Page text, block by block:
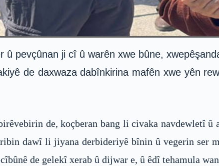
û pevçûnan ji cî û warên xwe bûne,
de daxwaza dabînkirina mafên xwe yên
de, koçberan bang li civaka navdewletî
dawî li jiyana derbideriyê bînin û vegerin ser
de gelekî xerab û dijwar e, û êdî tehamula